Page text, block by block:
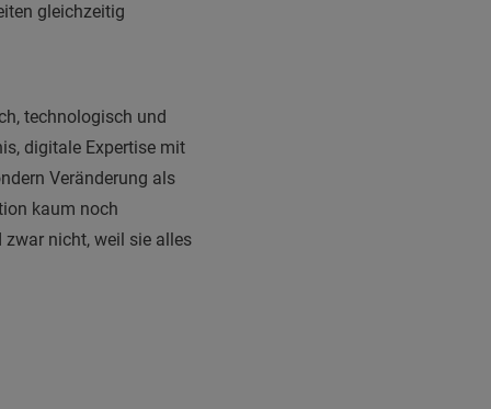
gleichzeitig
technologisch und
digitale Expertise mit
Veränderung als
kaum noch
zwar nicht, weil sie alles